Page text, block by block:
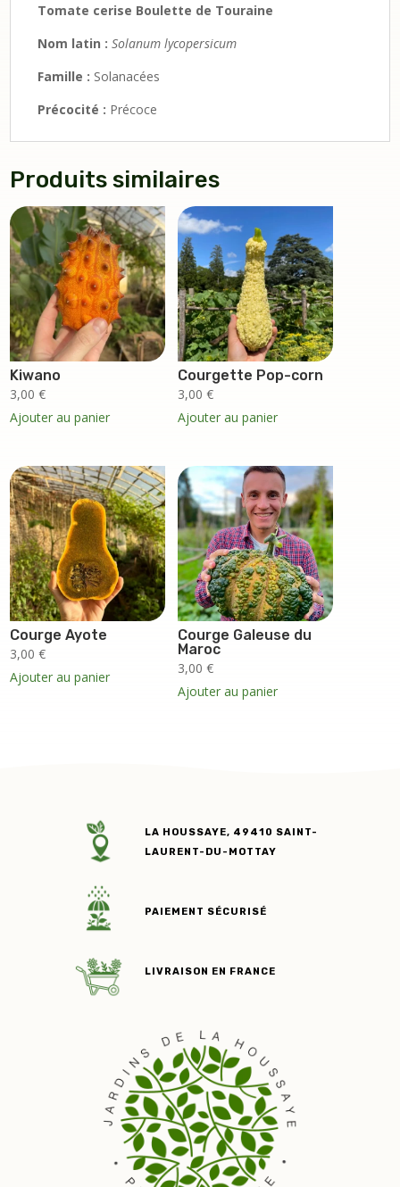
Tomate cerise Boulette de Touraine
Nom latin : Solanum lycopersicum
Famille : Solanacées
Précocité : Précoce
Produits similaires
Kiwano
3,00€
Ajouter au panier
Courgette Pop-corn
3,00€
Ajouter au panier
Courge Ayote
3,00€
Ajouter au panier
Courge Galeuse du
Maroc
3,00€
Ajouter au panier
LA HOUSSAYE, 49410 SAINT-
LAURENT-DU-MOTTAY
PAIEMENT SÉCURISÉ
LIVRAISON EN FRANCE